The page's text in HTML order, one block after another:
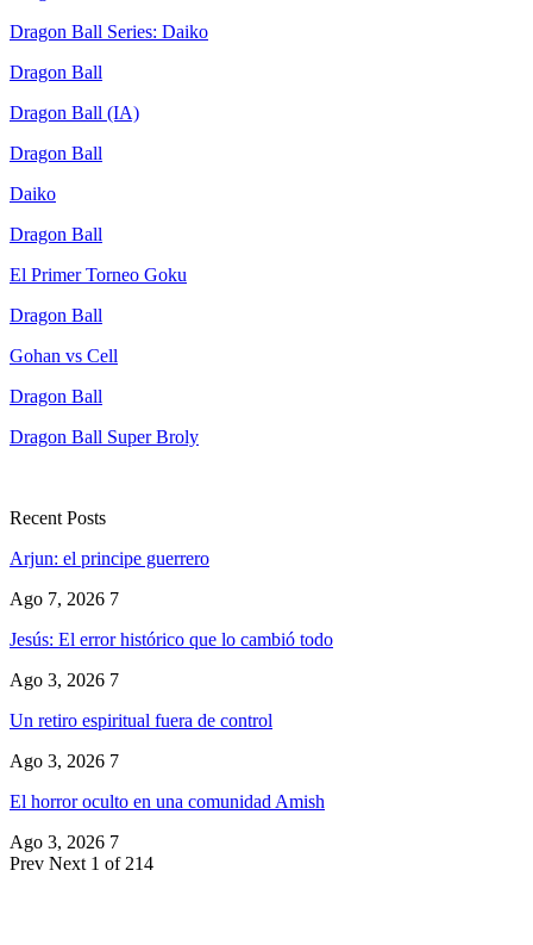
Dragon Ball Series: Daiko
Dragon Ball
Dragon Ball (IA)
Dragon Ball
Daiko
Dragon Ball
El Primer Torneo Goku
Dragon Ball
Gohan vs Cell
Dragon Ball
Dragon Ball Super Broly
Recent Posts
Arjun: el principe guerrero
Ago 7, 2026 7
Jesús: El error histórico que lo cambió todo
Ago 3, 2026 7
Un retiro espiritual fuera de control
Ago 3, 2026 7
El horror oculto en una comunidad Amish
Ago 3, 2026 7
Prev Next 1 of 214